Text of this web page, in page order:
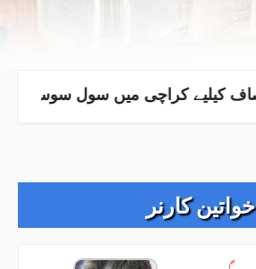
خواتین کارنر